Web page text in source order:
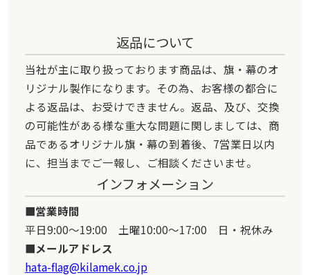
返品について
当社が主に取り扱っております商品は、旗・幕のオ
リジナル製作になります。その為、お客様の都合に
よる返品は、お受けできません。返品、及び、交換
の可能性がある様な重大な問題に関しましては、商
品であるオリジナル旗・幕の到着後、7営業日以内
に、担当までご一報し、ご相談くださいませ。
インフォメーション
営業時間
平日9:00～19:00 土曜10:00～17:00 日・祝休み
メールアドレス
hata-flag@kilamek.co.jp